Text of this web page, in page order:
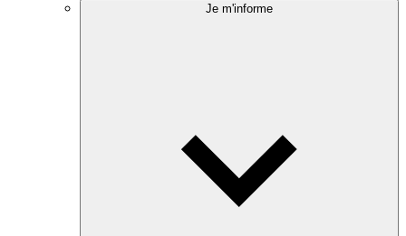
Je m'informe